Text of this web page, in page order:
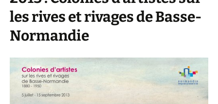
les rives et rivages de Basse-
Normandie